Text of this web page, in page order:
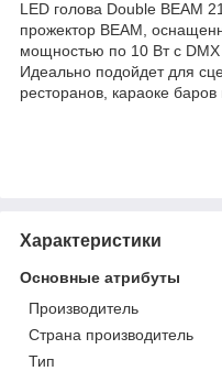
LED голова Double BEAM
прожектор BEAM,
мощностью по 10 Вт с
Идеально подойдет для
ресторанов, караоке
Характеристики
Основные атрибуты
Производитель
Страна производитель
Тип